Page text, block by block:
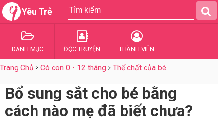
Yêu Trẻ
DANH MỤC ĐỌC TRUYỆN THÀNH VIÊN
Trang Chủ Có con 0 - 12 tháng Thể chất của bé
Bổ sung sắt cho bé bằng
cách nào mẹ đã biết chưa?